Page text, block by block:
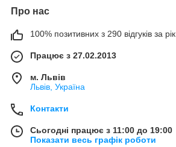
Про нас
100% позитивних з 290 відгуків за рік
Працює з 27.02.2013
м. Львів
Львів, Україна
Контакти
Сьогодні працює з 11:00 до 19:00
Показати весь графік роботи